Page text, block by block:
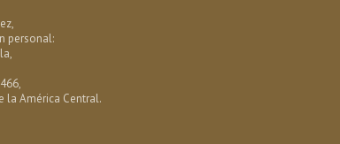
personal:
la América Central.